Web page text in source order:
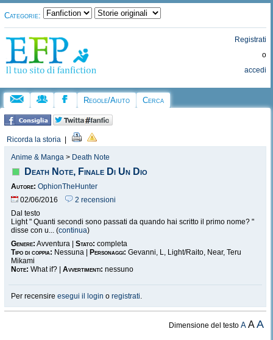
Categorie:
Registrati
o
accedi
Regole/Aiuto Cerca
Ricorda la storia
Anime & Manga > Death Note
Death Note, Finale Di Un Dio
Autore: OphionTheHunter
02/06/2016
2 recensioni
Dal testo
Light " Quanti secondi sono passati da quando hai scritto il primo nome? "
disse con u... (continua)
Genere: Avventura | Stato: completa
Tipo di coppia: Nessuna | Personaggi: Gevanni, L, Light/Raito, Near, Teru
Mikami
Note: What if? | Avvertimenti: nessuno
Per recensire esegui il login o registrati.
Dimensione del testoA AA